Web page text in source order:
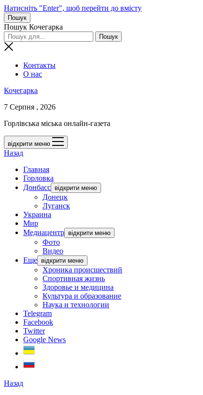
Натисніть "Enter", щоб перейти до вмісту
Пошук
Пошук Кочегарка
Контакты
О нас
Кочегарка
7 Серпня , 2026
Горлівська міська онлайн-газета
відкрити меню
Назад
Главная
Горловка
Донбасс відкрити меню
Донецк
Луганск
Украина
Мир
Медиацентр відкрити меню
Фото
Видео
Еще відкрити меню
Хроника происшествий
Спортивная жизнь
Здоровье и медицина
Культура и образование
Наука и технологии
Telegram
Facebook
Twitter
Google News
Назад